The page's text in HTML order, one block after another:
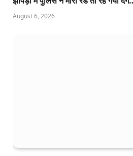
August 6, 2026